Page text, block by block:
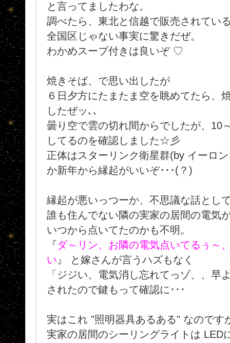
と言ってましたわな。
調べたら、東北と信越で販売されて
全国区じゃない事実に驚きだぜ。
わかめスープ付きは良いぞ ♡
焼きそば、で思い出したが
６日夕方にたまたま空を眺めてたら、
したぜッ､､
曇り空で雲の切れ間からでしたが、10
してるのを確認しました☆彡
正体はスターリンク衛星群(by イーロ
か新年から縁起がいいぞ･･･(？)
縁起が悪いっつーか、不思議な話とし
誰も住んでない隣の実家の居間の電
いつから点いてたのかも不明。
『ダ～リン、お隣の電気点いてるぅ～
い 』 と嫁さんが言うハズもなく
「ジジい、電気消し忘れてっゾ、、早
されたので鍵もって確認に･･･
実はこれ "照明器具あるある" なのです
実家の居間のシーリングライトは LED